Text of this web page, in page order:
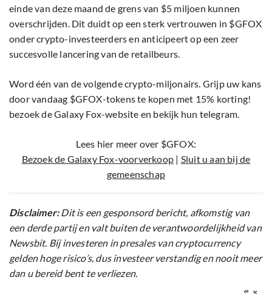
einde van deze maand de grens van $5 miljoen kunnen
overschrijden. Dit duidt op een sterk vertrouwen in $GFOX
onder crypto-investeerders en anticipeert op een zeer
succesvolle lancering van de retailbeurs.
Word één van de volgende crypto-miljonairs. Grijp uw kans
door vandaag $GFOX-tokens te kopen met 15% korting!
bezoek de Galaxy Fox-website en bekijk hun telegram.
Lees hier meer over $GFOX:
Bezoek de Galaxy Fox-voorverkoop | Sluit u aan bij de
gemeenschap
Disclaimer:Dit is een gesponsord bericht, afkomstig van
een derde partij en valt buiten de verantwoordelijkheid van
Newsbit. Bij investeren in presales van cryptocurrency
gelden hoge risico’s, dus investeer verstandig en nooit meer
dan u bereid bent te verliezen.